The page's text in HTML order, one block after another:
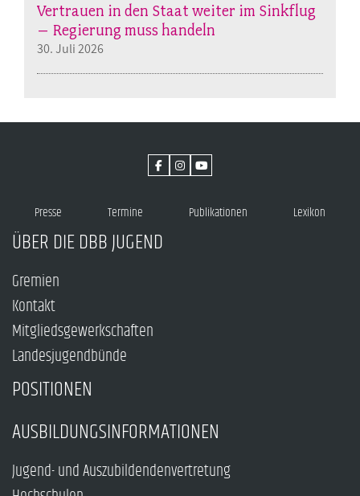
Vertrauen in den Staat weiter im Sinkflug
– Regierung muss handeln
30. Juli 2026
Presse Termine Publikationen Lexikon
ÜBER DIE DBB JUGEND
Gremien
Kontakt
Mitgliedsgewerkschaften
Landesjugendbünde
POSITIONEN
AUSBILDUNGSINFORMATIONEN
Jugend- und Auszubildendenvertretung